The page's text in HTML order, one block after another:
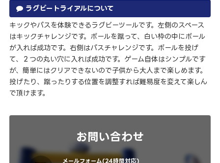
ラグビートライアルについて
キックやパスを体験できるラグビーツールです。左側のスペース
はキックチャレンジです。ボールを蹴って、白い枠の中にボール
が入れば成功です。右側はパスチャレンジです。ボールを投げ
て、２つの丸い穴に入れば成功です。ゲーム自体はシンプルです
が、簡単にはクリアできないので子供から大人まで楽しめます。
投げたり、蹴ったりする位置を調整すれば難易度を変えて楽しん
で頂けます。
お問い合わせ
メールフォーム(24時間対応)